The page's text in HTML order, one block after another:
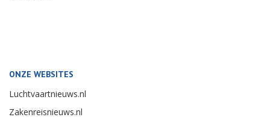
ONZE WEBSITES
Luchtvaartnieuws.nl
Zakenreisnieuws.nl